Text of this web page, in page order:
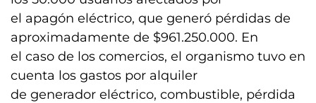
el apagón eléctrico, que generó pérdidas de
aproximadamente de $961.250.000. En
el caso de los comercios, el organismo tuvo en
cuenta los gastos por alquiler
de generador eléctrico, combustible, pérdida